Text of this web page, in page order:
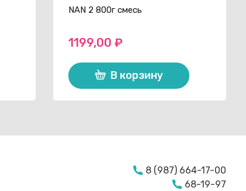
NAN 2 800г смесь
1199,00 ₽
В корзину
8 (987) 664-17-00
68-19-97